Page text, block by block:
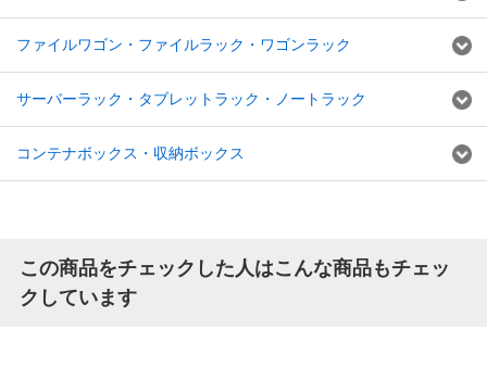
ファイルワゴン・ファイルラック・ワゴンラック
サーバーラック・タブレットラック・ノートラック
コンテナボックス・収納ボックス
この商品をチェックした人はこんな商品もチェッ
クしています